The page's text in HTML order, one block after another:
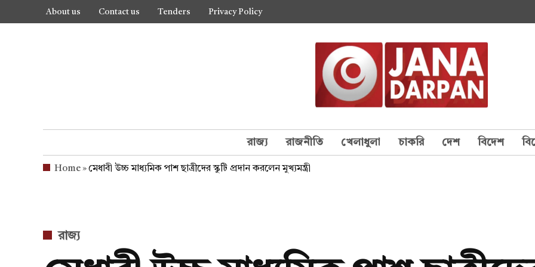
About us Contact us Tenders Privacy Policy
রাজ্য রাজনীতি খেলাধুলা চাকরি দেশ বিদেশ
Home»মেধাবী উচ্চ মাধ্যমিক পাশ ছাত্রীদের স্কুটি প্রদান করলেন মুখ্যমন্ত্রী
POSTED
রাজ্য